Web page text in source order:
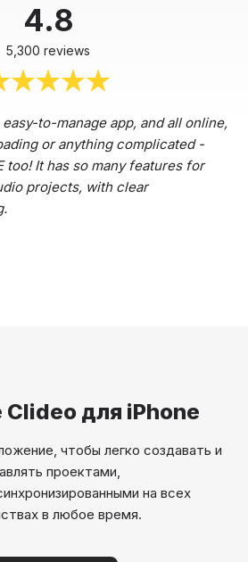
4.8
5,300 reviews
to-manage app, and all online,
or anything complicated -
too! It has so many features for
projects, with clear
Clideo для iPhone
чтобы легко создавать и
проектами,
на всех
в любое время.